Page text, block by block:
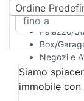
Camera
Palazzo/
Box/
Negozi e
Qualsiasi
Attività/
Azienda
Ordine
Siamo
immobile